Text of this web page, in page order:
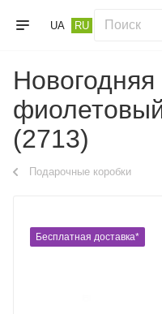
UA RU
(2713)
Подарочные коробки
Бесплатная доставка*